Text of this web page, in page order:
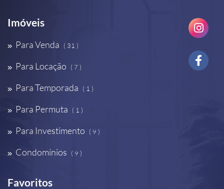
Imóveis
Para Venda ( 31 )
Para Locação ( 7 )
Para Temporada ( 1 )
Para Permuta ( 1 )
Para Investimento ( 9 )
Condomínios ( 9 )
Favoritos